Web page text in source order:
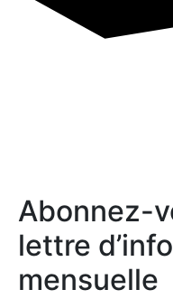
Abonnez-
lettre
mensuelle